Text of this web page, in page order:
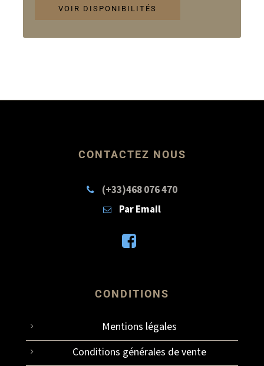
CONTACTEZ NOUS
(+33)468 076 470
Par Email
CONDITIONS
Mentions légales
Conditions générales de vente